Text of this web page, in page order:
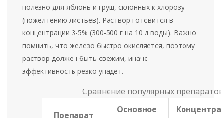
полезно для яблонь и груш, склонных к хлорозу
(пожелтению листьев). Раствор готовится в
концентрации 3-5% (300-500 г на 10 л воды). Важно
помнить, что железо быстро окисляется, поэтому
раствор должен быть свежим, иначе
эффективность резко упадет.
Сравнение популярных
Препарат
Основное